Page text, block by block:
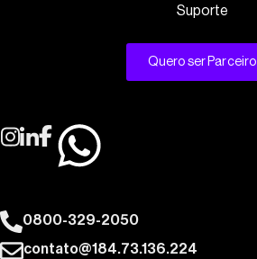
Suporte
Quero ser Parceiro
0800-329-2050
contato@184.73.136.224